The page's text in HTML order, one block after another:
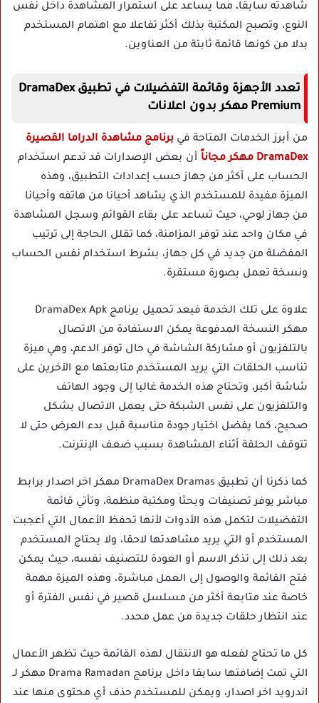
شاهدته سابقا، مما يساعد على استمرار المشاهدة داخل نفس
النوع، وتصبح المكتبة بذلك أكثر تفاعلا مع اهتمام المستخدم
بدلا من كونها قائمة ثابتة من العناوين.
تعدد الأجهزة وقائمة التفضيلات في تطبيق DramaDex
Premium مهكر بدون اعلانات
من أبرز الخدمات المتاحة في برنامج مشاهدة الدراما القصيرة
DramaDex مهكر مجاناً
أن بعض الإصدارات قد تدعم استخدام
الحساب على أكثر من جهاز حسب إعدادات التطبيق، وهذه
الميزة مفيدة للمستخدم الذي يشاهد أحيانا من هاتفه وأحيانا
من جهاز لوحي، حيث تساعد على بقاء القوائم وسجل المشاهدة
في مكان واحد عند توفر المزامنة، كما تقلل الحاجة إلى ترتيب
المفضلة من جديد في كل جهاز، بشرط استخدام نفس الحساب
ونسخة تعمل بصورة مستقرة.
علاوة على تلك الخدمة فبعد تحميل برنامج DramaDex Apk
مهكر النسخة المدفوعة يمكن الاستفادة من الاتصال
بالتلفزيون أو مشاركة الشاشة في حال توفر الدعم، وهي ميزة
تناسب الحلقات التي يريد المستخدم متابعتها مع الآخرين على
شاشة أكبر، وتحتاج هذه الخدمة غالبا إلى وجود الهاتف
والتلفزيون على نفس الشبكة حتى يعمل الاتصال بشكل
صحيح، كما يفضل اختيار جودة مناسبة قبل بدء العرض حتى لا
تتوقف الحلقة أثناء المشاهدة بسبب ضعف الإنترنت.
كما ذكرنا أن تطبيق DramaDex Dramas مهكر اخر اصدار برابط
مباشر يوفر تصنيفات وبحثا ومكتبة منظمة، وتأتي قائمة
التفضيلات لتكمل هذه الأدوات لأنها تحفظ الأعمال التي أعجبت
المستخدم أو التي يريد مشاهدتها لاحقا، ولا يحتاج المستخدم
بعد ذلك إلى تذكر الاسم أو العودة للتصنيف نفسه، حيث يمكن
فتح القائمة والوصول إلى العمل مباشرة، وهذه الميزة مهمة
خاصة عند متابعة أكثر من مسلسل قصير في نفس الفترة أو
عند انتظار حلقات جديدة من عمل محدد.
كل ما تحتاج لفعله هو الانتقال لهذه القائمة حيث تظهر الأعمال
التي تمت إضافتها سابقا داخل برنامج Drama Ramadan مهكر لـ
اندرويد اخر اصدار، ويمكن للمستخدم حذف أي محتوى منها عند